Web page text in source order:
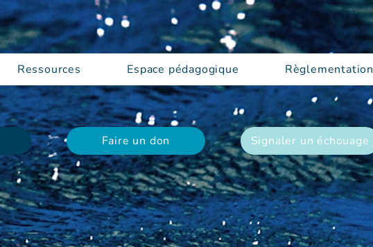
Ressources Espace pédagogique Règlementation
Faire un don Signaler un échouage